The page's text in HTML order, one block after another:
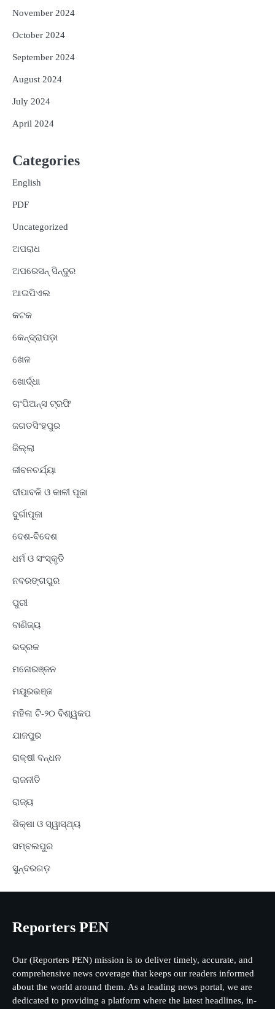
November 2024
October 2024
September 2024
August 2024
July 2024
April 2024
Categories
English
PDF
Uncategorized
ଅପରାଧ
ଅପରେସନ୍ ସିନ୍ଦୁର
ଆଇପିଏଲ
କଟକ
କେନ୍ଦ୍ରାପଡ଼ା
ଖେଳ
ଖୋର୍ଦ୍ଧା
ଚାଂପିଅନ୍ସ ଟ୍ରଫି
ଜଗତସିଂହପୁର
ଜିଲ୍ଲା
ଜୀବନଚର୍ଯ୍ୟା
ଦୀପାବଳି ଓ କାଳୀ ପୂଜା
ଦୁର୍ଗାପୂଜା
ଦେଶ-ବିଦେଶ
ଧର୍ମ ଓ ସଂସ୍କୃତି
ନବରଙ୍ଗପୁର
ପୁରୀ
ବାଣିଜ୍ୟ
ଭଦ୍ରକ
ମନୋରଞ୍ଜନ
ମୟୂରଭଞ୍ଜ
ମହିଳା ଟି-୨୦ ବିଶ୍ୱକପ
ଯାଜପୁର
ରାକ୍ଷୀ ବନ୍ଧନ
ରାଜନୀତି
ରାଜ୍ୟ
ଶିକ୍ଷା ଓ ସ୍ୱାସ୍ଥ୍ୟ
ସମ୍ବଲପୁର
ସୁନ୍ଦରଗଡ଼
Reporters PEN
Our (Reporters PEN) mission is to deliver timely, accurate, and
comprehensive news coverage that keeps our readers informed
about the world around them. As a leading news portal, we are
dedicated to providing a platform where the latest headlines, in-